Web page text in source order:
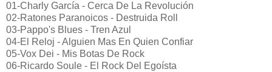
01-Charly García - Cerca De La Revolución
02-Ratones Paranoicos - Destruida Roll
03-Pappo's Blues - Tren Azul
04-El Reloj - Alguien Mas En Quien Confiar
05-Vox Dei - Mis Botas De Rock
06-Ricardo Soule - El Rock Del Egoísta